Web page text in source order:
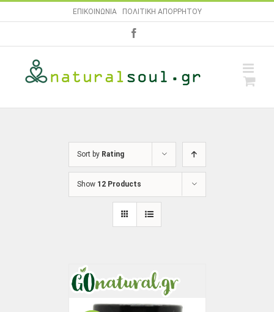
to
ΕΠΙΚΟΙΝΩΝΙΑ| ΠΟΛΙΤΙΚΗ ΑΠΟΡΡΗΤΟΥ
Sort by Rating
Show 12 Products